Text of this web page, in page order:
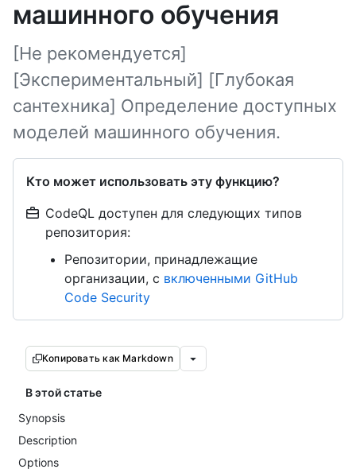
машинного обучения
[Не рекомендуется]
[Экспериментальный] [Глубокая
сантехника] Определение доступных
моделей машинного обучения.
Кто может использовать эту функцию?
CodeQL доступен для следующих типов
репозитория:
Репозитории, принадлежащие
организации, с включенными GitHub
Code Security
Копировать как Markdown
В этой статье
Synopsis
Description
Options